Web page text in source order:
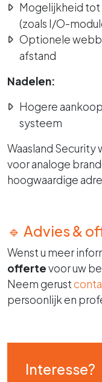
Mogelijkheid tot
(zoals I/O-
Optionele
afstand
Nadelen:
Hogere
systeem
Waasland Security
voor analoge
hoogwaardige
🔹 Advies &
Wenst u meer
offertevoor uw
Neem gerust
persoonlijk en
Interesse?